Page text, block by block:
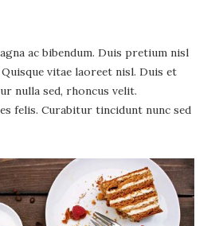
ac bibendum. Duis pretium nisl
vitae laoreet nisl. Duis et
nulla sed, rhoncus velit.
felis. Curabitur tincidunt nunc sed